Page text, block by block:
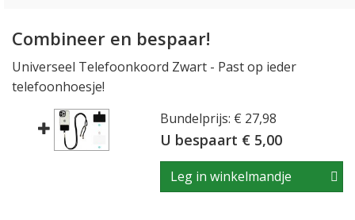
Combineer en bespaar!
Universeel Telefoonkoord Zwart - Past op ieder
telefoonhoesje!
Bundelprijs: € 27,98
U bespaart € 5,00
Leg in winkelmandje